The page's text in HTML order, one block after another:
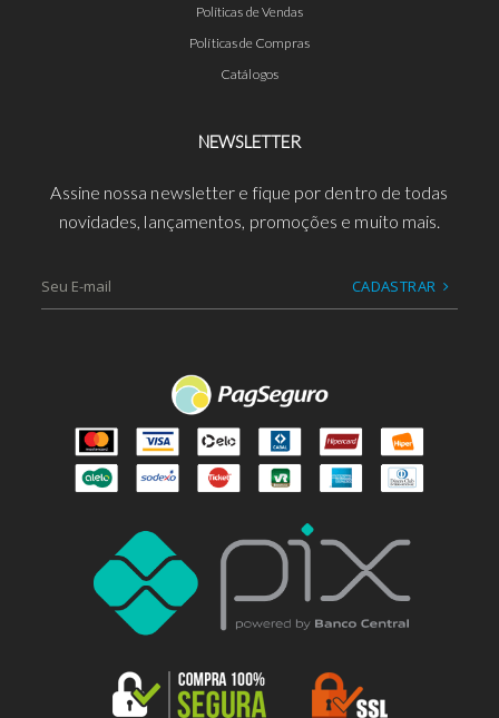
Políticas de Vendas
Políticas de Compras
Catálogos
NEWSLETTER
Assine nossa newsletter e fique por dentro de todas
novidades, lançamentos, promoções e muito mais.
CADASTRAR